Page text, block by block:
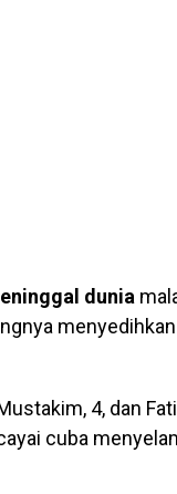
dunia
4, dan
cuba